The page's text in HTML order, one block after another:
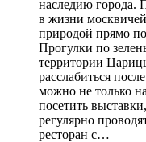
наследию города.
в жизни
природой прямо по
Прогулки по
территории
расслабиться
можно не только
посетить
регулярно
ресторан с…